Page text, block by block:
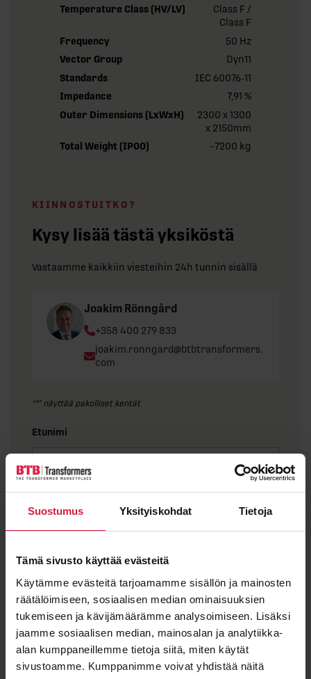
Suostumus Yksityiskohdat Tietoja
Tämä sivusto käyttää evästeitä
Käytämme evästeitä tarjoamamme sisällön ja mainosten
räätälöimiseen, sosiaalisen median ominaisuuksien
tukemiseen ja kävijämäärämme analysoimiseen. Lisäksi
jaamme sosiaalisen median, mainosalan ja analytiikka-
alan kumppaneillemme tietoja siitä, miten käytät
sivustoamme. Kumppanimme voivat yhdistää näitä
Temperature Class (HV/LV)
Class F /
Class F
Frequency
50 Hz
Vector Group
Dyn11
Standards
IEC 60076-11
Impedance
7,91 %
Outer Dimensions (LxWxH)
2300 x 1300
x 2150mm
Total Weight (IP00)
~7200 kg
KIINNOSTUITKO?
Kysy lisää tästä yksiköstä
Vastaamme kaikkiin viesteihin 24h tunnin sisällä
Joakim Rönngård
Phone:
+358 400 279 833
Email:
joakim.ronngard@btbtransformers.
com
"*" näyttää pakolliset kentät
Etunimi
Sukunimi
Sähköposti *
Viesti